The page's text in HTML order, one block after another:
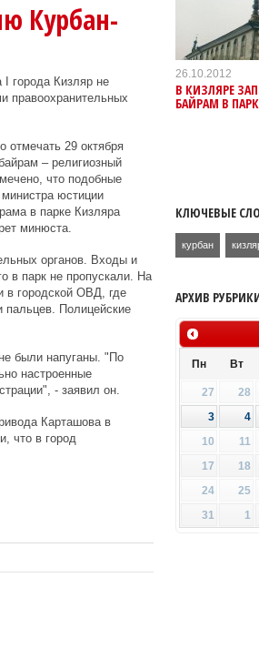
Курбан-
города Кизляр не
правоохранительных
отмечать 29 октября
– религиозный
что подобные
юстиции
в парке Кизляра
минюста.
органов. Входы и
в парк не пропускали. На
в городской ОВД, где
пальцев. Полицейские
были напуганы. "По
настроенные
- заявил он.
Карташова в
что в город
26.10.2012
В КИЗЛЯРЕ
БАЙРАМ В
КЛЮЧЕВЫЕ
курбан
АРХИВ
Пн Вт
27 28
3
4
10
11
17
18
24
25
31
1